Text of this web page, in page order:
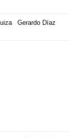
Gerardo Díaz